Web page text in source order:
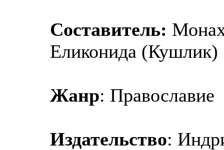
Составитель:
Еликонида (Кушлик)
Жанр: Православие
Издательство: